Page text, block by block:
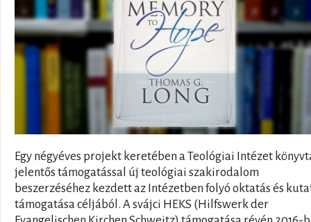
Egy négyéves projekt keretében a Teológiai Intézet
jelentős támogatással új teológiai szakirodalom
beszerzéséhez kezdett az Intézetben folyó oktatás és
támogatása céljából. A svájci HEKS (Hilfswerk der